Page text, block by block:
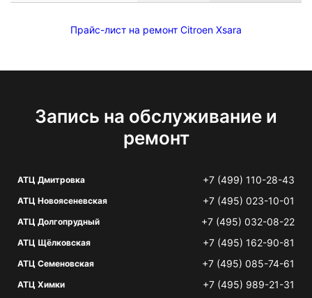
Прайс-лист на ремонт Citroen Xsara
Запись на обслуживание и
ремонт
АТЦ Дмитровка +7 (499) 110-28-43
АТЦ Новоясеневская +7 (495) 023-10-01
АТЦ Долгопрудный +7 (495) 032-08-22
АТЦ Щёлковская +7 (495) 162-90-81
АТЦ Семеновская +7 (495) 085-74-61
АТЦ Химки +7 (495) 989-21-31